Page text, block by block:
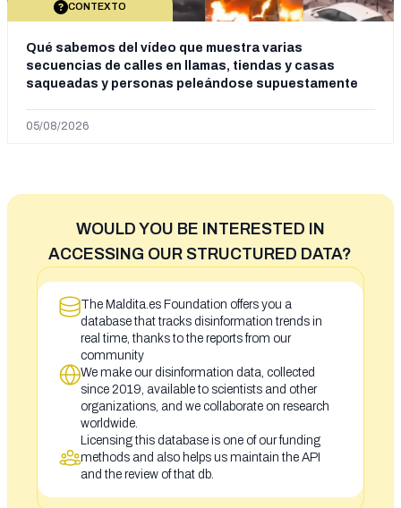
CONTEXTO
Qué sabemos del vídeo que muestra varias
secuencias de calles en llamas, tiendas y casas
saqueadas y personas peleándose supuestamente
situación irregular a Ceuta
05/08/2026
WOULD YOU BE INTERESTED IN
ACCESSING OUR STRUCTURED DATA?
The Maldita.es Foundation offers you a
database that tracks disinformation trends in
real time, thanks to the reports from our
community
We make our disinformation data, collected
since 2019, available to scientists and other
organizations, and we collaborate on research
worldwide.
Licensing this database is one of our funding
methods and also helps us maintain the API
and the review of that db.